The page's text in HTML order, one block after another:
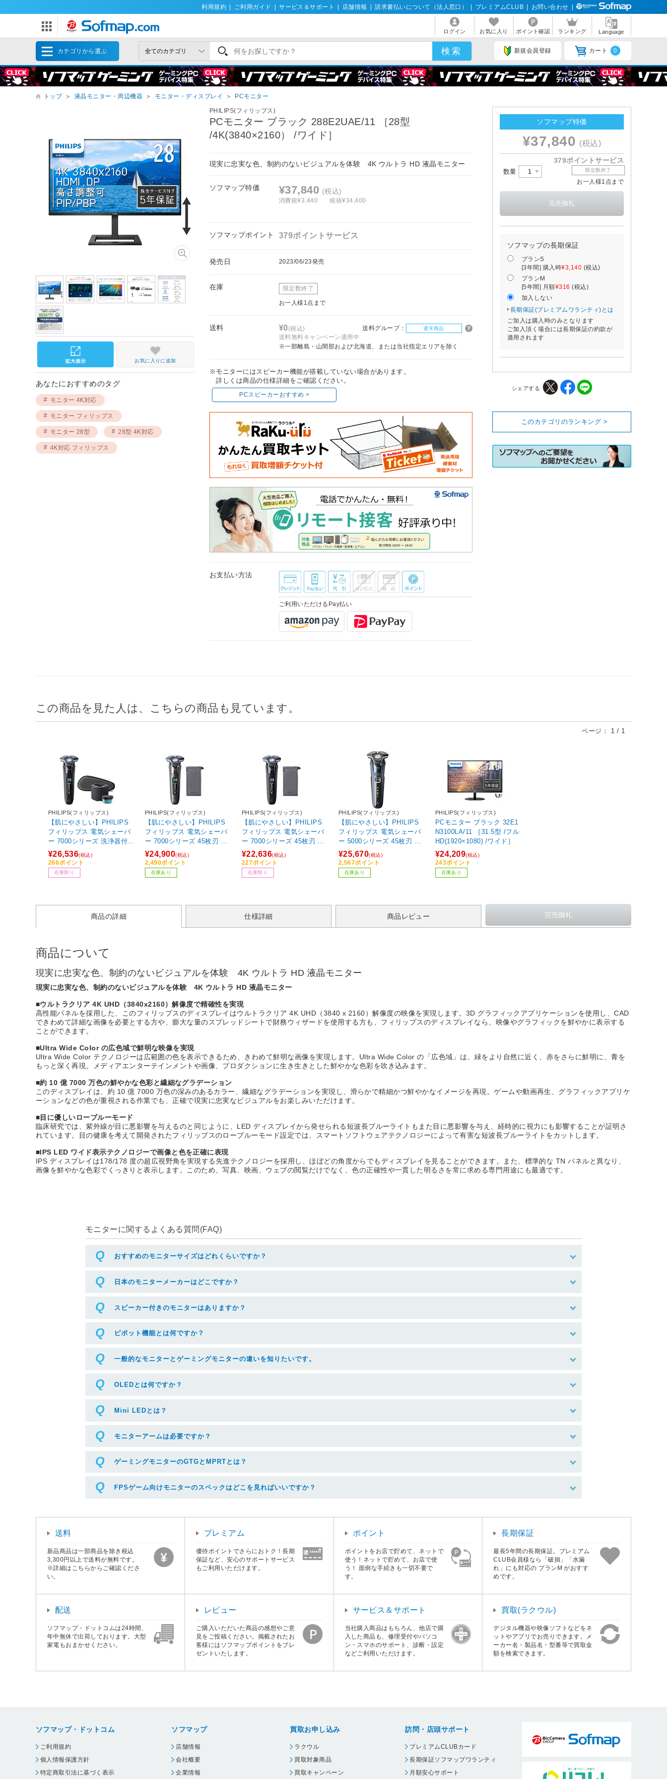
利用規約 ご利用ガイド サービス＆サポート 店舗情報 請求書払いについて（法人窓口） プレミアムCLUB お問い合わせ
ログイン お気に入り ポイント確認 ランキング Language
カテゴリから選ぶ 新規会員登録 カート 0
トップ ＞ 液晶モニター・周辺機器 ＞ モニター・ディスプレイ ＞ PCモニター
PHILIPS(フィリップス)
PCモニター ブラック 288E2UAE/11 ［28型
/4K(3840×2160） /ワイド］
現実に忠実な色、制約のないビジュアルを体験 4K ウルトラ HD 液晶モニター
ソフマップ特価 ¥37,840 (税込)
消費税¥3,440 税抜¥34,400
ソフマップポイント 379ポイントサービス
発売日 2023/06/23発売
在庫 限定数終了
お一人様1点まで
送料 ¥0(税込) 送料グループ： 通常商品
送料無料キャンペーン適用中
※一部離島・山間部および北海道、または当社指定エリアを除く
※モニターにはスピーカー機能が搭載していない場合があります。
詳しくは商品の仕様詳細をご確認ください。
PCスピーカーおすすめ >
お支払い方法
ご利用いただけるPay払い
お気に入りに追加
あなたにおすすめのタグ
モニター 4K対応
モニター フィリップス
モニター 28型 28型 4K対応
4K対応 フィリップス
ソフマップ特価
¥37,840 (税込)
379ポイントサービス
数量 限定数終了
お一人様1点まで
ソフマップの長期保証
プランS
[3年間] 購入時¥3,140 (税込)
プランM
[5年間] 月額¥316 (税込)
加入しない
長期保証(プレミアムワランティ)とは
ご加入は購入時のみとなります
ご加入頂く場合には長期保証の約款が
適用されます
シェアする
このカテゴリのランキング >
この商品を見た人は、こちらの商品も見ています。
ページ： 1 / 1
PHILIPS(フィリップス)
【肌にやさしい】PHILIPS
フィリップス 電気シェーバ
ー 7000シリーズ 洗浄器付き
モデル 45枚刃 電動 髭剃り
メンズ (回転式・SkinIQテク
ノロジー ・お風呂剃り&丸
洗い可）S7886/50 ブラック
¥26,536(税込)
266ポイント
在庫限り
PHILIPS(フィリップス)
【肌にやさしい】PHILIPS
フィリップス 電気シェーバ
ー 7000シリーズ 45枚刃 電
動 髭剃り メンズ (回転式・
SkinIQテクノロジー ・お風
呂剃り&丸洗い可）S7887/1
0 ダーククローム ダークク
¥24,900(税込)
2,490ポイント
在庫あり
PHILIPS(フィリップス)
【肌にやさしい】PHILIPS
フィリップス 電気シェーバ
ー 7000シリーズ 45枚刃 電
動 髭剃り メンズ (回転式・
SkinIQテクノロジー ・お風
呂剃り&丸洗い可）S7886/1
0 ブラック ブラック S7886/
¥22,636(税込)
227ポイント
在庫限り
PHILIPS(フィリップス)
【肌にやさしい】PHILIPS
フィリップス 電気シェーバ
ー 5000シリーズ 45枚刃 電
動 髭剃り メンズ (回転式・
SkinIQテクノロジー ・お風
呂剃り&丸洗い可）S5880/6
0 オーシャンブルー セルリ
¥25,670(税込)
2,567ポイント
在庫あり
PHILIPS(フィリップス)
PCモニター ブラック 32E1
N3100LA/11 ［31.5型 /フル
HD(1920×1080) /ワイド］
¥24,209(税込)
243ポイント
在庫あり
商品の詳細 仕様詳細 商品レビュー
商品について
現実に忠実な色、制約のないビジュアルを体験 4K ウルトラ HD 液晶モニター
現実に忠実な色、制約のないビジュアルを体験 4K ウルトラ HD 液晶モニター
■ウルトラクリア 4K UHD（3840x2160）解像度で精確性を実現
高性能パネルを採用した、このフィリップスのディスプレイはウルトラクリア 4K UHD（3840 x 2160）解像度の映像を実現します。3D グラフィックアプリケーションを使用し、CAD
できわめて詳細な画像を必要とする方や、膨大な量のスプレッドシートで財務ウィザードを使用する方も、フィリップスのディスプレイなら、映像やグラフィックを鮮やかに表示する
ことができます。
■Ultra Wide Color の広色域で鮮明な映像を実現
Ultra Wide Color テクノロジーは広範囲の色を表示できるため、きわめて鮮明な画像を実現します。Ultra Wide Color の「広色域」は、緑をより自然に近く、赤をさらに鮮明に、青を
もっと深く再現。メディアエンターテインメントや画像、プロダクションに生き生きとした鮮やかな色彩を吹き込みます。
■約 10 億 7000 万色の鮮やかな色彩と繊細なグラデーション
このディスプレイは、約 10 億 7000 万色の深みのあるカラー、繊細なグラデーションを実現し、滑らかで精細かつ鮮やかなイメージを再現。ゲームや動画再生、グラフィックアプリケ
ーションなどの色が重視される作業でも、正確で現実に忠実なビジュアルをお楽しみいただけます。
■目に優しいローブルーモード
臨床研究では、紫外線が目に悪影響を与えるのと同じように、LED ディスプレイから発せられる短波長ブルーライトもまた目に悪影響を与え、経時的に視力にも影響することが証明さ
れています。目の健康を考えて開発されたフィリップスのローブルーモード設定では、スマートソフトウェアテクノロジーによって有害な短波長ブルーライトをカットします。
■IPS LED ワイド表示テクノロジーで画像と色を正確に表現
IPS ディスプレイは178/178 度の超広視野角を実現する先進テクノロジーを採用し、ほぼどの角度からでもディスプレイを見ることができます。また、標準的な TN パネルと異なり、
画像を鮮やかな色彩でくっきりと表示します。このため、写真、映画、ウェブの閲覧だけでなく、色の正確性や一貫した明るさを常に求める専門用途にも最適です。
モニターに関するよくある質問(FAQ)
おすすめのモニターサイズはどれくらいですか？
日本のモニターメーカーはどこですか？
スピーカー付きのモニターはありますか？
ピボット機能とは何ですか？
一般的なモニターとゲーミングモニターの違いを知りたいです。
OLEDとは何ですか？
Mini LEDとは？
モニターアームは必要ですか？
ゲーミングモニターのGTGとMPRTとは？
FPSゲーム向けモニターのスペックはどこを見ればいいですか？
送料
新品商品は一部商品を除き税込
3,300円以上で送料が無料です。
※詳細はこちらからご確認くださ
い。
プレミアム
優待ポイントでさらにおトク！長期
保証など、安心のサポートサービス
もご利用いただけます。
ポイント
ポイントをお店で貯めて、ネットで
使う！ネットで貯めて、お店で使
う！ 面倒な手続きも一切不要で
す。
長期保証
最長5年間の長期保証。プレミアム
CLUB会員様なら「破損」「水漏
れ」にも対応の プランM がおすす
めです。
配送
ソフマップ・ドットコムは24時間、
年中無休で出荷しております。大型
家電もおまかせください。
レビュー
ご購入いただいた商品の感想やご意
見をご投稿ください。掲載されたお
客様にはソフマップポイントをプレ
ゼントいたします。
サービス＆サポート
当社購入商品はもちろん、他店で購
入した商品も、修理受付やパソコ
ン・スマホのサポート、診断・設定
などご利用いただけます。
買取(ラクウル)
デジタル機器や映像ソフトなどをネ
ットやアプリでお売りできます。メ
ーカー名・製品名・型番等で買取金
額を検索できます。
ソフマップ・ドットコム
ご利用規約
個人情報保護方針
特定商取引法に基づく表示
ソフマップ
店舗情報
会社概要
企業情報
買取お申し込み
ラクウル
買取対象商品
買取キャンペーン
訪問・店頭サポート
プレミアムCLUBカード
長期保証ソフマップワランティ
月額安心サポート